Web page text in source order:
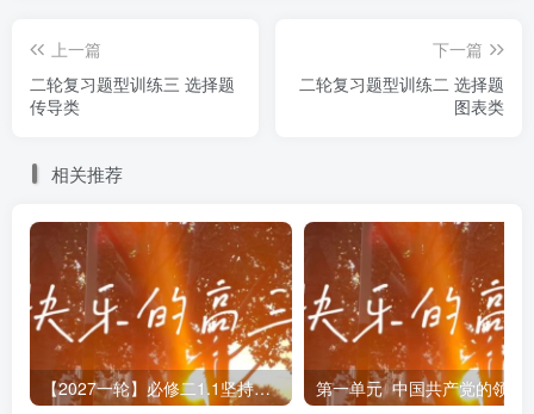
9．【答案】C【详解】①：实施宽松的货币政策，降低
首付和利率，有利于缓解购房资金压力，但购房需求不一定
可以让利于购房者，从而刺激老百姓买房需求，②正确。
③：取消限购，能够降低居民购房门槛，从而释放刚性需求
和改善性需求，扩大房产交易，③正确。④：房企赠送物业
费用、车位并不能降低房价，④排除。
10．【答案】C【详解】②③：“国家调整优化房地产政
策，更好满足居民刚性和改善性住房需求，促进房地产市场
上一篇
二轮复习题型训练三 选择题
传导类
下一篇
二轮复习题型训练二 选择题
图表类
相关推荐
【2027一轮】必修二1.1坚持公有制为主体 限时练